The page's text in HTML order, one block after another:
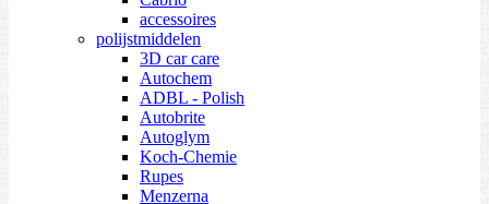
accessoires
polijstmiddelen
3D car care
Autochem
ADBL - Polish
Autobrite
Autoglym
Koch-Chemie
Rupes
Menzerna